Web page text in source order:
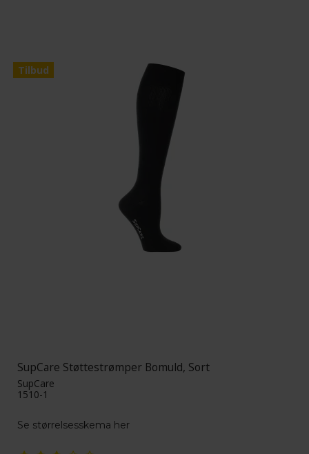
Tilbud
SupCare Støttestrømper Bomuld, Sort
SupCare
1510-1
Se størrelsesskema her